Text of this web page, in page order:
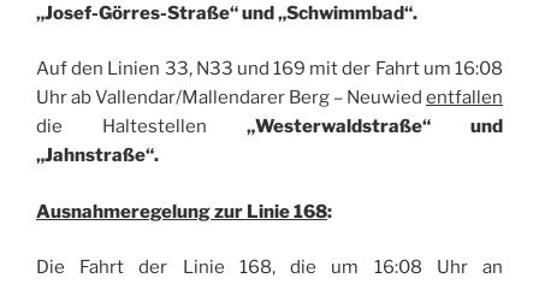
„Josef-Görres-Straße“ und „Schwimmbad“.
Auf den Linien 33, N33 und 169 mit der Fahrt um 16:08
Uhr ab Vallendar/Mallendarer Berg – Neuwied entfallen
die Haltestellen „Westerwaldstraße“ und
„Jahnstraße“.
Ausnahmeregelung zur Linie 168:
Die Fahrt der Linie 168, die um 16:08 Uhr an